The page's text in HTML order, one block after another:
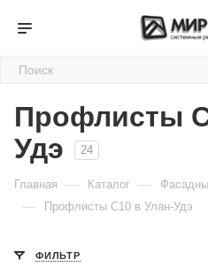
Профлисты
Удэ
24
Главная — Каталог —
— Профлисты C10 в Улан-Удэ
ФИЛЬТР